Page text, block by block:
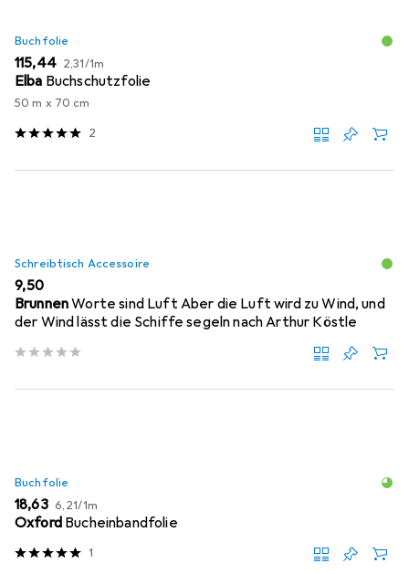
Buchfolie
EUR
115,44 EUR
2,31/1m
Elba Buchschutzfolie
50 m x 70 cm
2
Schreibtisch Accessoire
EUR
9,50
BrunnenWorte sind Luft Aber die Luft wird zu Wind, und
der Wind lässt die Schiffe segeln nach Arthur Köstle
Buchfolie
EUR
18,63 EUR
6,21/1m
Oxford Bucheinbandfolie
1